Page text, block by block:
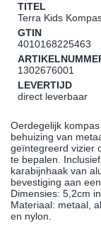
TITEL
Terra Kids
GTIN
4010168225463
1302676001
LEVERTIJD
direct leverbaar
Oerdegelijk
behuizing van
geïntegreerd vizier
te bepalen.
karabijnhaak van
bevestiging aan
Dimensies: 5,2cm
Materiaal: metaal,
en nylon.